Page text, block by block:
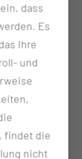
Phase
Carmen
Sie
an
anderem
AOK-
betonen
ein, dass
Es
Ihre
und
findet die
nicht